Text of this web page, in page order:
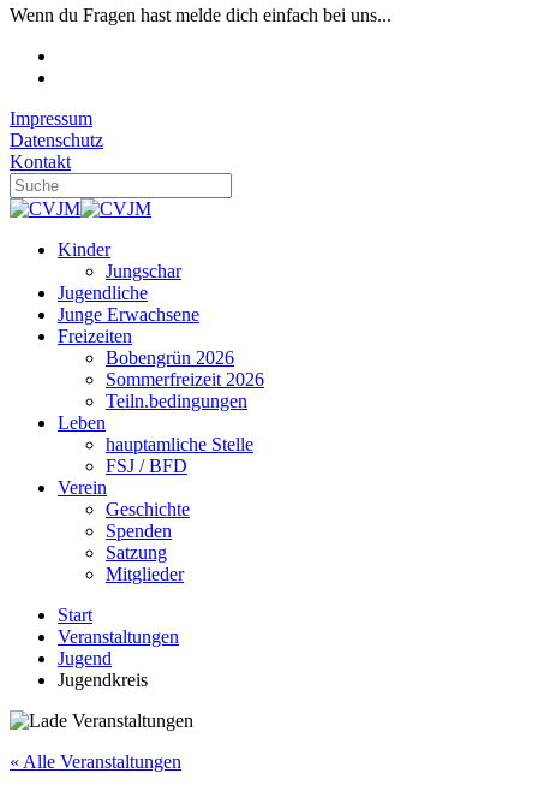
Wenn du Fragen hast melde dich einfach bei uns...
Impressum
Datenschutz
Kontakt
Kinder
Jungschar
Jugendliche
Junge Erwachsene
Freizeiten
Bobengrün 2026
Sommerfreizeit 2026
Teiln.bedingungen
Leben
hauptamliche Stelle
FSJ / BFD
Verein
Geschichte
Spenden
Satzung
Mitglieder
Start
Veranstaltungen
Jugend
Jugendkreis
« Alle Veranstaltungen